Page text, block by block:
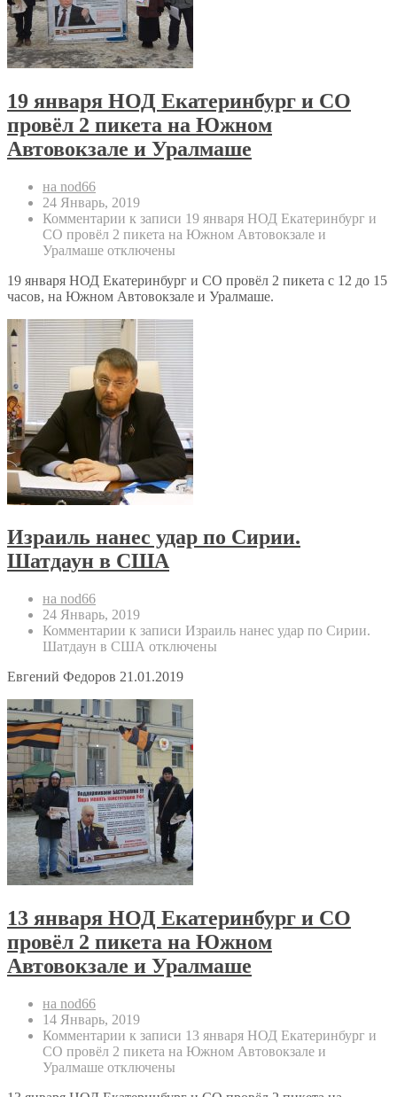
19 января НОД Екатеринбург и СО
провёл 2 пикета на Южном
Автовокзале и Уралмаше
на nod66
24 Январь, 2019
Комментарии к записи 19 января НОД Екатеринбург и
СО провёл 2 пикета на Южном Автовокзале и
Уралмаше отключены
19 января НОД Екатеринбург и СО провёл 2 пикета с 12 до 15
часов, на Южном Автовокзале и Уралмаше.
Израиль нанес удар по Сирии.
Шатдаун в США
на nod66
24 Январь, 2019
Комментарии к записи Израиль нанес удар по Сирии.
Шатдаун в США отключены
Евгений Федоров 21.01.2019
13 января НОД Екатеринбург и СО
провёл 2 пикета на Южном
Автовокзале и Уралмаше
на nod66
14 Январь, 2019
Комментарии к записи 13 января НОД Екатеринбург и
СО провёл 2 пикета на Южном Автовокзале и
Уралмаше отключены